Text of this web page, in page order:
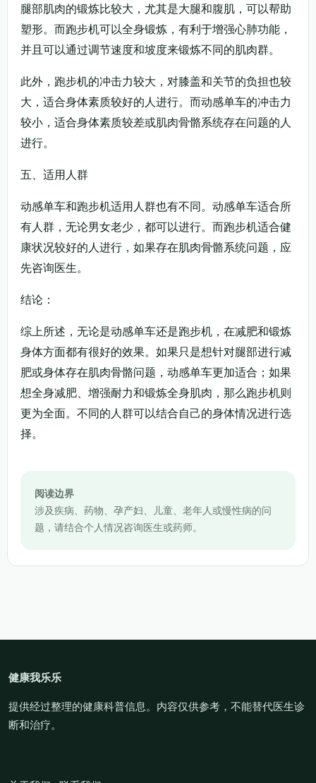
腿部肌肉的锻炼比较大，尤其是大腿和腹肌，可以帮助
塑形。而跑步机可以全身锻炼，有利于增强心肺功能，
并且可以通过调节速度和坡度来锻炼不同的肌肉群。
此外，跑步机的冲击力较大，对膝盖和关节的负担也较
大，适合身体素质较好的人进行。而动感单车的冲击力
较小，适合身体素质较差或肌肉骨骼系统存在问题的人
进行。
五、适用人群
动感单车和跑步机适用人群也有不同。动感单车适合所
有人群，无论男女老少，都可以进行。而跑步机适合健
康状况较好的人进行，如果存在肌肉骨骼系统问题，应
先咨询医生。
结论：
综上所述，无论是动感单车还是跑步机，在减肥和锻炼
身体方面都有很好的效果。如果只是想针对腿部进行减
肥或身体存在肌肉骨骼问题，动感单车更加适合；如果
想全身减肥、增强耐力和锻炼全身肌肉，那么跑步机则
更为全面。不同的人群可以结合自己的身体情况进行选
择。
阅读边界
涉及疾病、药物、孕产妇、儿童、老年人或慢性病的问
题，请结合个人情况咨询医生或药师。
健康我乐乐
提供经过整理的健康科普信息。内容仅供参考，不能替代医生诊
断和治疗。